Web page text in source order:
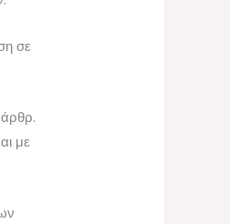
σε
με